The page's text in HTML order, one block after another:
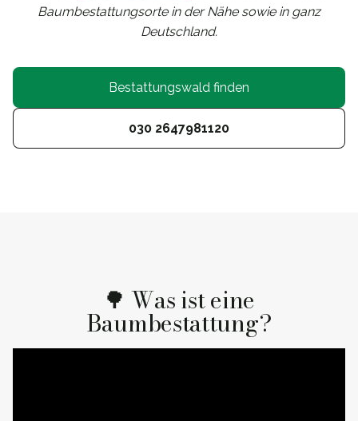
Baumbestattungsorte in der Nähe sowie in ganz
Deutschland.
Bestattungswald finden
030 2647981120
🌳 Was ist eine
Baumbestattung?